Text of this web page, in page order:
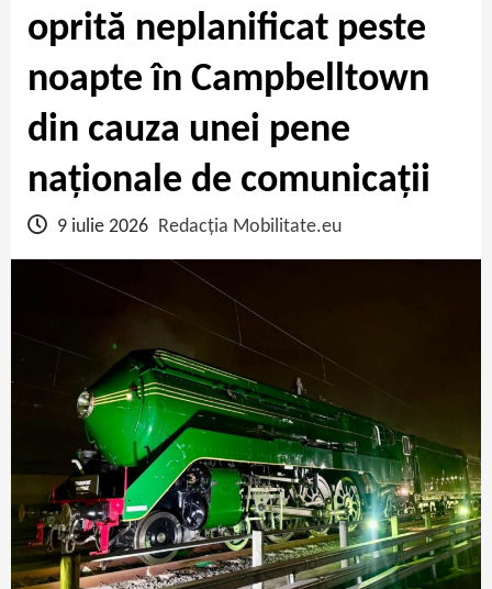
oprită neplanificat peste
noapte în Campbelltown
din cauza unei pene
naționale de comunicații
9 iulie 2026 Redacția Mobilitate.eu